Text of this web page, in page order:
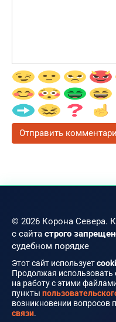
© 2026 Корона Севера.
с сайта строго
судебном порядке
Этот сайт использует
Продолжая использовать
на работу с этими
пункты
возникновении вопросов
связи.